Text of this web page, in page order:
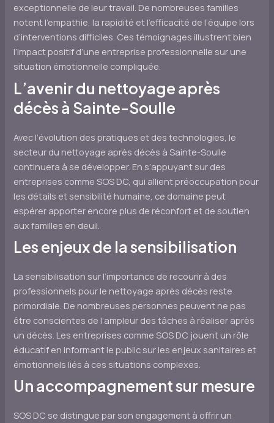
exceptionnelle de leur travail. De nombreuses familles
notent l’empathie, la rapidité et l’efficacité de l’équipe lors
d’interventions difficiles. Ces témoignages illustrent bien
l’impact positif d’une entreprise professionnelle sur une
situation émotionnelle compliquée.
L’avenir du nettoyage après
décès à Sainte-Soulle
Avec l’évolution des pratiques et des technologies, le
secteur du nettoyage après décès à Sainte-Soulle
continuera à se développer. En s’appuyant sur des
entreprises comme SOS DC, qui allient préoccupation pour
les détails et sensibilité humaine, ce domaine peut
espérer apporter encore plus de réconfort et de soutien
aux familles en deuil.
Les enjeux de la sensibilisation
La sensibilisation sur l’importance de recourir à des
professionnels pour le nettoyage après décès reste
primordiale. De nombreuses personnes peuvent ne pas
être conscientes de l’ampleur des tâches à réaliser après
un décès. Les entreprises comme SOS DC jouent un rôle
éducatif en informant le public sur les enjeux sanitaires et
émotionnels liés à ces situations complexes.
Un accompagnement sur mesure
SOS DC se distingue par son engagement à offrir un